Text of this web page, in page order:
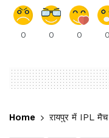
0 0 0 0
Home रायपुर में IPL